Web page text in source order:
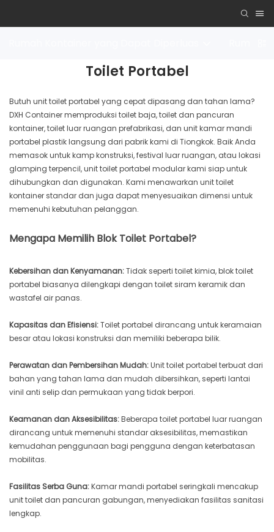
Toilet Portabel
Butuh unit toilet portabel yang cepat dipasang dan tahan lama?
DXH Container memproduksi toilet baja, toilet dan pancuran
kontainer, toilet luar ruangan prefabrikasi, dan unit kamar mandi
portabel plastik langsung dari pabrik kami di Tiongkok. Baik Anda
memasok untuk kamp konstruksi, festival luar ruangan, atau lokasi
glamping terpencil, unit toilet portabel modular kami siap untuk
dihubungkan dan digunakan. Kami menawarkan unit toilet
kontainer standar dan juga dapat menyesuaikan dimensi untuk
memenuhi kebutuhan pelanggan.
Mengapa Memilih Blok Toilet Portabel?
Kebersihan dan Kenyamanan:Tidak seperti toilet kimia, blok toilet
portabel biasanya dilengkapi dengan toilet siram keramik dan
wastafel air panas.
Kapasitas dan Efisiensi:Toilet portabel dirancang untuk keramaian
besar atau lokasi konstruksi dan memiliki beberapa bilik.
Perawatan dan Pembersihan Mudah:Unit toilet portabel terbuat dari
bahan yang tahan lama dan mudah dibersihkan, seperti lantai
vinil anti selip dan permukaan yang tidak berpori.
Keamanan dan Aksesibilitas:Beberapa toilet portabel luar ruangan
dirancang untuk memenuhi standar aksesibilitas, memastikan
kemudahan penggunaan bagi pengguna dengan keterbatasan
mobilitas.
Fasilitas Serba Guna:Kamar mandi portabel seringkali mencakup
unit toilet dan pancuran gabungan, menyediakan fasilitas sanitasi
lengkap.